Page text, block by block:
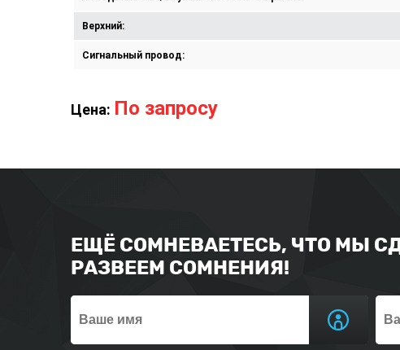
Верхний:
Сигнальный провод:
Цена: По запросу
ЕЩЁ СОМНЕВАЕТЕСЬ, ЧТО МЫ
РАЗВЕЕМ СОМНЕНИЯ!